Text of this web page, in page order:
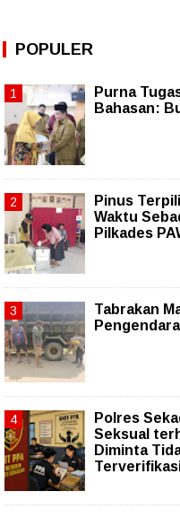
POPULER
Purna
Bahasan:
Pinus
Waktu
Pilkades
Tabrakan
Polres
Seksual
Diminta